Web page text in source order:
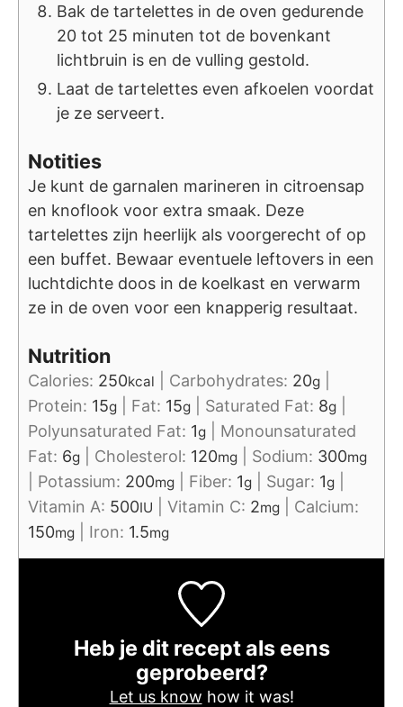
Bak de tartelettes in de oven gedurende
20 tot 25 minuten tot de bovenkant
lichtbruin is en de vulling gestold.
Laat de tartelettes even afkoelen voordat
je ze serveert.
Notities
Je kunt de garnalen marineren in citroensap
en knoflook voor extra smaak. Deze
tartelettes zijn heerlijk als voorgerecht of op
een buffet. Bewaar eventuele leftovers in een
luchtdichte doos in de koelkast en verwarm
ze in de oven voor een knapperig resultaat.
Nutrition
Calories: 250kcal Carbohydrates: 20g
Protein: 15g Fat: 15g Saturated Fat: 8g
Polyunsaturated Fat: 1g
Monounsaturated
Fat: 6g Cholesterol: 120mg Sodium: 300mg
Potassium: 200mg Fiber: 1g Sugar: 1g
Vitamin A: 500IU Vitamin C: 2mg
Calcium:
150mg Iron: 1.5mg
Heb je dit recept als eens
geprobeerd?
Let us know how it was!